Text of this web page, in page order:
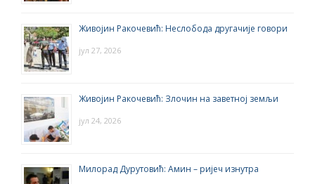
Живојин Ракочевић: Неслобода другачије говори
јул 27, 2026
Живојин Ракочевић: Злочин на заветној земљи
јул 24, 2026
Милорад Дурутовић: Амин – ријеч изнутра